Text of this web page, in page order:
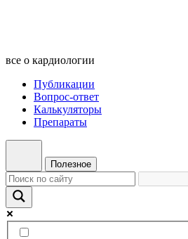
все о кардиологии
Публикации
Вопрос-ответ
Калькуляторы
Препараты
Полезное